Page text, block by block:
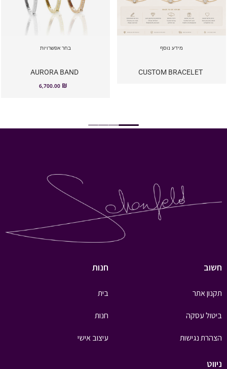
CUSTOM BRACELET
מידע נוסף
AURORA BAND
6,700.00 ₪
בחר אפשרויות
ניווט
חנות
בית
חנות
עיצוב אישי
חשוב
תקנון אתר
ביטול עסקה
הצהרת נגישות